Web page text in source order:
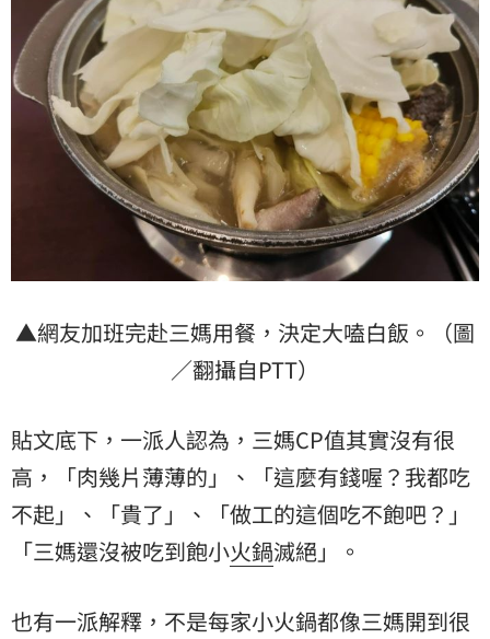
▲網友加班完赴三媽用餐，決定大嗑白飯。（圖
／翻攝自PTT）
貼文底下，一派人認為，三媽CP值其實沒有很
高，「肉幾片薄薄的」、「這麼有錢喔？我都吃
不起」、「貴了」、「做工的這個吃不飽吧？」
「三媽還沒被吃到飽小火鍋滅絕」。
也有一派解釋，不是每家小火鍋都像三媽開到很